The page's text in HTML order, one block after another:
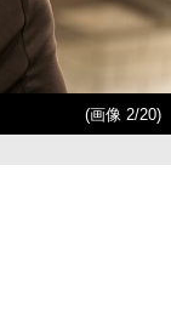
(画像 2/20)